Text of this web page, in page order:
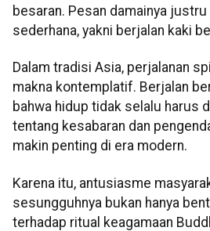
besaran. Pesan damainya
sederhana, yakni berjalan kaki
Dalam tradisi Asia, perjalanan
makna kontemplatif. Berjalan
bahwa hidup tidak selalu harus
tentang kesabaran dan
makin penting di era modern.
Karena itu, antusiasme
sesungguhnya bukan hanya
terhadap ritual keagamaan